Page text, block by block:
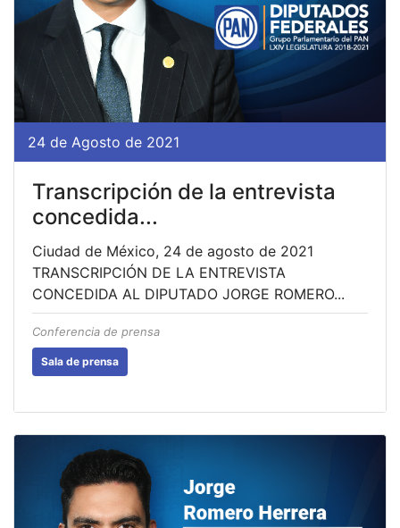
24 de Agosto de 2021
Transcripción de la entrevista
concedida...
Ciudad de México, 24 de agosto de 2021
TRANSCRIPCIÓN DE LA ENTREVISTA
CONCEDIDA AL DIPUTADO JORGE ROMERO...
Conferencia de prensa
Sala de prensa